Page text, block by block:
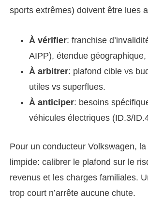
sports extrêmes) doivent être lues
À vérifier: franchise
AIPP), étendue
À arbitrer: plafond cible vs
utiles vs superflues.
À anticiper: besoins
véhicules électriques (ID.3/
Pour un conducteur Volkswagen, la
limpide: calibrer le plafond sur le
revenus et les charges familiales.
trop court n’arrête aucune chute.